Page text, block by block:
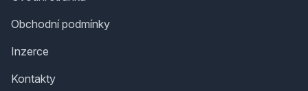
Obchodní podmínky
Inzerce
Kontakty